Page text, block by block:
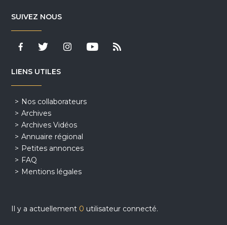
SUIVEZ NOUS
LIENS UTILES
Nos collaborateurs
Archives
Archives Vidéos
Annuaire régional
Petites annonces
FAQ
Mentions légales
Il y a actuellement 0 utilisateur connecté.